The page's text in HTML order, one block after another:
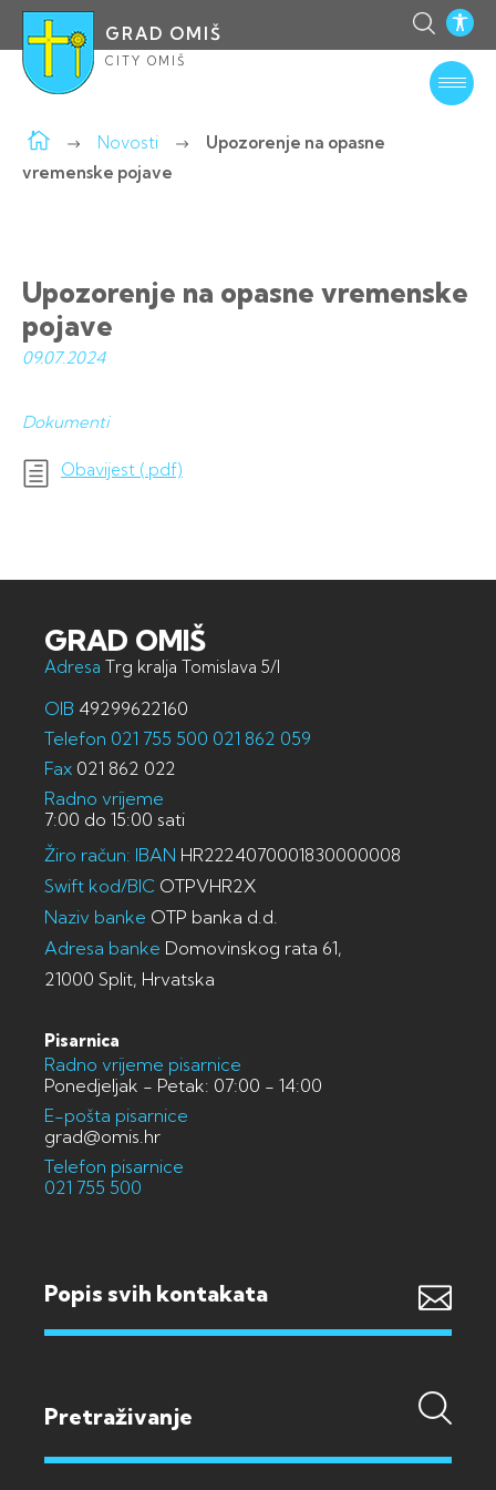
GRAD OMIŠ
CITY OMIŠ
Novosti
Upozorenje na opasne
vremenske pojave
Upozorenje na opasne vremenske
pojave
09.07.2024
Dokumenti
Obavijest (.pdf)
GRAD OMIŠ
Adresa Trg kralja Tomislava 5/I
OIB 49299622160
Telefon 021 755 500 021 862 059
Fax 021 862 022
Radno vrijeme
7:00 do 15:00 sati
Žiro račun: IBAN HR2224070001830000008
Swift kod/BIC OTPVHR2X
Naziv banke OTP banka d.d.
Adresa banke Domovinskog rata 61,
21000 Split, Hrvatska
Pisarnica
Radno vrijeme pisarnice
Ponedjeljak - Petak: 07:00 - 14:00
E-pošta pisarnice
grad@omis.hr
Telefon pisarnice
021 755 500
Popis svih kontakata